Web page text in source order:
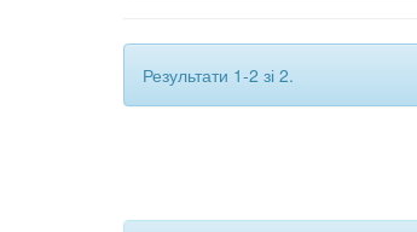
Результати 1-2 зі 2.